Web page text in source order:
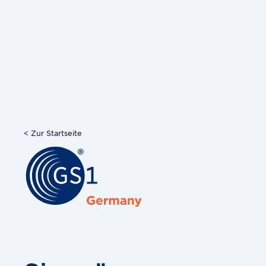
< Zur Startseite